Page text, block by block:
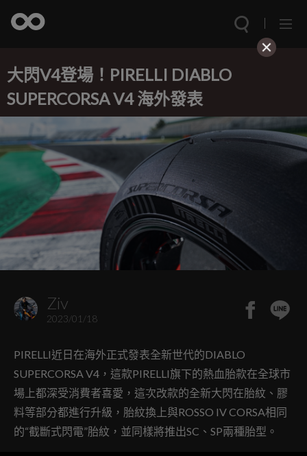
大閃V4登場！PIRELLI DIABLO
SUPERCORSA V4 海外發表
Ziv
2023/01/18
PIRELLI近日在海外正式發表全新世代的DIABLO
SUPERCORSA V4，這款PIRELLI旗下的熱血胎款在全球市
場上都深受消費者喜愛，這次改款的全新大閃在胎紋、膠
料等部分都進行升級，胎紋換上與ROSSO IV CORSA相同
的“截斷式閃電”胎紋，並同樣將推出SC、SP兩種胎型。